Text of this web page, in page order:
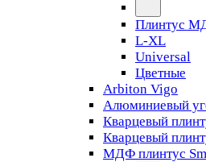
Плинтус
L-XL
Universal
Цветные
Arbiton Vigo
Алюминиевый
Кварцевый
Кварцевый
МДФ плинтус